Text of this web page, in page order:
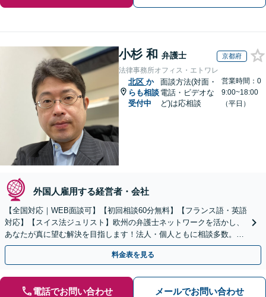
小杉 和 弁護士 京都府
法律事務所オフィス・エトワレ
北区 か
らも相談
受付中
面談方法(対面・
電話・ビデオな
ど)は応相談
営業時間：0
9:00~18:00
（平日）
外国人雇用する経営者・会社
【全国対応｜WEB面談可】【初回相談60分無料】【フランス語・英語
対応】【スイス法ジュリスト】欧州の弁護士ネットワークを活かし、
あなたが真に望む解決を目指します！法人・個人ともに相談多数。細
やかな連絡と粘り強い交渉を徹底【休日・夜間相談可】
料金表を見る
電話でお問い合わせ メールでお問い合わせ